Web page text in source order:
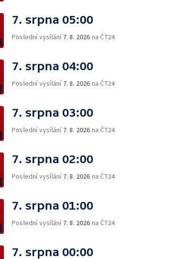
7. srpna 05:00
Poslední vysílání 7. 8. 2026 na ČT24
7. srpna 04:00
Poslední vysílání 7. 8. 2026 na ČT24
7. srpna 03:00
Poslední vysílání 7. 8. 2026 na ČT24
7. srpna 02:00
Poslední vysílání 7. 8. 2026 na ČT24
7. srpna 01:00
Poslední vysílání 7. 8. 2026 na ČT24
7. srpna 00:00